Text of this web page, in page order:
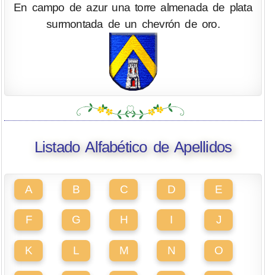
En campo de azur una torre almenada de plata
surmontada de un chevrón de oro.
Listado Alfabético de Apellidos
A B C D E
F G H I J
K L M N O